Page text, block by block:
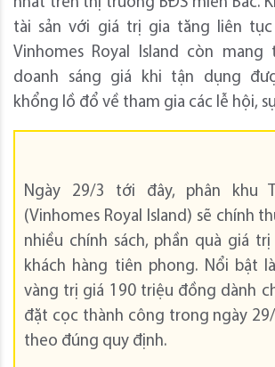
tài sản với giá trị gia tăng liên
Vinhomes Royal Island còn
doanh sáng giá khi tận dụng
khổng lồ đổ về tham gia các lễ hội,
Ngày 29/3 tới đây, phân khu
(Vinhomes Royal Island) sẽ chính
nhiều chính sách, phần quà giá
khách hàng tiên phong. Nổi bật
vàng trị giá 190 triệu đồng dành
đặt cọc thành công trong ngày
theo đúng quy định.